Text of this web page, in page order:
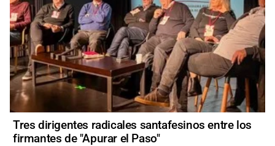
Tres dirigentes radicales santafesinos entre los
firmantes de "Apurar el Paso"